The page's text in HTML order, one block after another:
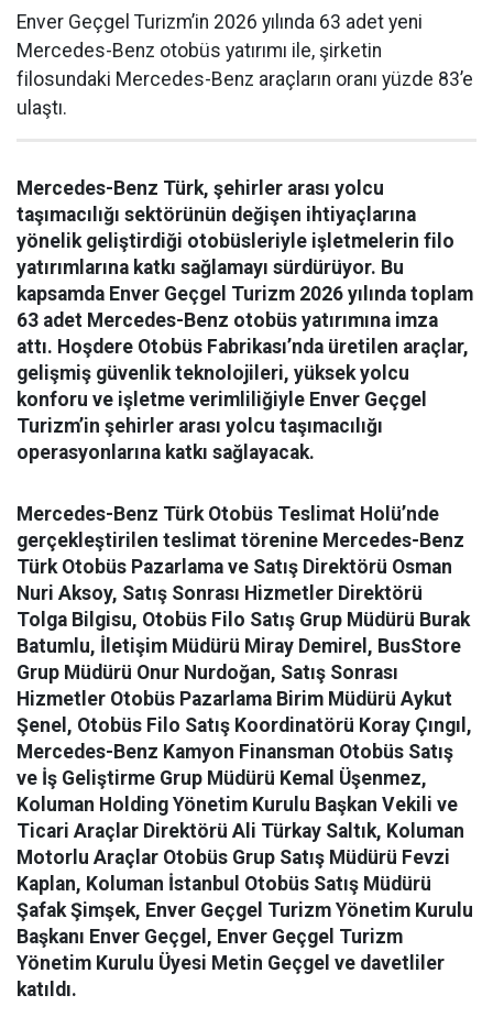
Enver Geçgel Turizm’in 2026 yılında 63 adet yeni
Mercedes-Benz otobüs yatırımı ile, şirketin
filosundaki Mercedes-Benz araçların oranı yüzde 83’e
ulaştı.
Mercedes-Benz Türk, şehirler arası yolcu
taşımacılığı sektörünün değişen ihtiyaçlarına
yönelik geliştirdiği otobüsleriyle işletmelerin filo
yatırımlarına katkı sağlamayı sürdürüyor. Bu
kapsamda Enver Geçgel Turizm 2026 yılında toplam
63 adet Mercedes-Benz otobüs yatırımına imza
attı. Hoşdere Otobüs Fabrikası’nda üretilen araçlar,
gelişmiş güvenlik teknolojileri, yüksek yolcu
konforu ve işletme verimliliğiyle Enver Geçgel
Turizm’in şehirler arası yolcu taşımacılığı
operasyonlarına katkı sağlayacak.
Mercedes-Benz Türk Otobüs Teslimat Holü’nde
gerçekleştirilen teslimat törenine Mercedes-Benz
Türk Otobüs Pazarlama ve Satış Direktörü Osman
Nuri Aksoy, Satış Sonrası Hizmetler Direktörü
Tolga Bilgisu, Otobüs Filo Satış Grup Müdürü Burak
Batumlu, İletişim Müdürü Miray Demirel, BusStore
Grup Müdürü Onur Nurdoğan, Satış Sonrası
Hizmetler Otobüs Pazarlama Birim Müdürü Aykut
Şenel, Otobüs Filo Satış Koordinatörü Koray Çıngıl,
Mercedes-Benz Kamyon Finansman Otobüs Satış
ve İş Geliştirme Grup Müdürü Kemal Üşenmez,
Koluman Holding Yönetim Kurulu Başkan Vekili ve
Ticari Araçlar Direktörü Ali Türkay Saltık, Koluman
Motorlu Araçlar Otobüs Grup Satış Müdürü Fevzi
Kaplan, Koluman İstanbul Otobüs Satış Müdürü
Şafak Şimşek, Enver Geçgel Turizm Yönetim Kurulu
Başkanı Enver Geçgel, Enver Geçgel Turizm
Yönetim Kurulu Üyesi Metin Geçgel ve davetliler
katıldı.